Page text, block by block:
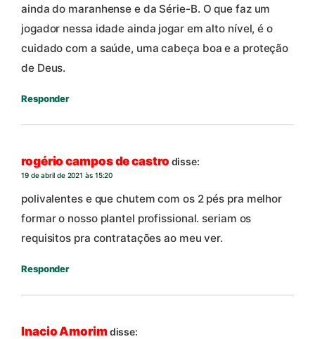
ainda do maranhense e da Série-B. O que faz um
jogador nessa idade ainda jogar em alto nível, é o
cuidado com a saúde, uma cabeça boa e a proteção
de Deus.
Responder
rogério campos de castro disse:
19 de abril de 2021 às 15:20
polivalentes e que chutem com os 2 pés pra melhor
formar o nosso plantel profissional. seriam os
requisitos pra contratações ao meu ver.
Responder
Inacio Amorimdisse: